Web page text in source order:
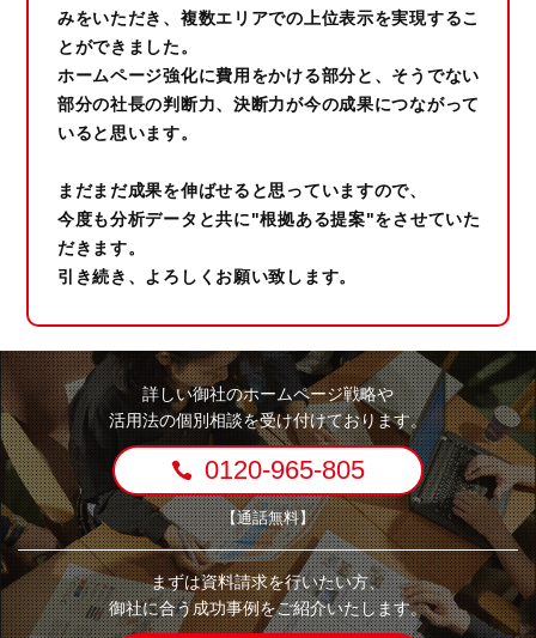
みをいただき、複数エリアでの上位表示を実現するこ
とができました。
ホームページ強化に費用をかける部分と、そうでない
部分の社長の判断力、決断力が今の成果につながって
いると思います。
まだまだ成果を伸ばせると思っていますので、
今度も分析データと共に"根拠ある提案"をさせていた
だきます。
引き続き、よろしくお願い致します。
詳しい御社のホームページ戦略や
活用法の個別相談を受け付けております。
0120-965-805
【通話無料】
まずは資料請求を行いたい方、
御社に合う成功事例をご紹介いたします。